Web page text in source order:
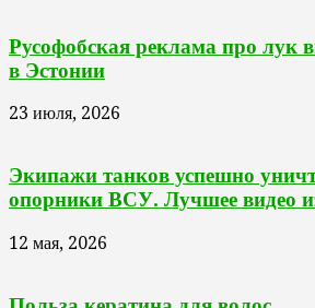
Русофобская реклама про лук
в Эстонии
23 июля, 2026
Экипажи танков успешно
опорники ВСУ. Лучшее видео
12 мая, 2026